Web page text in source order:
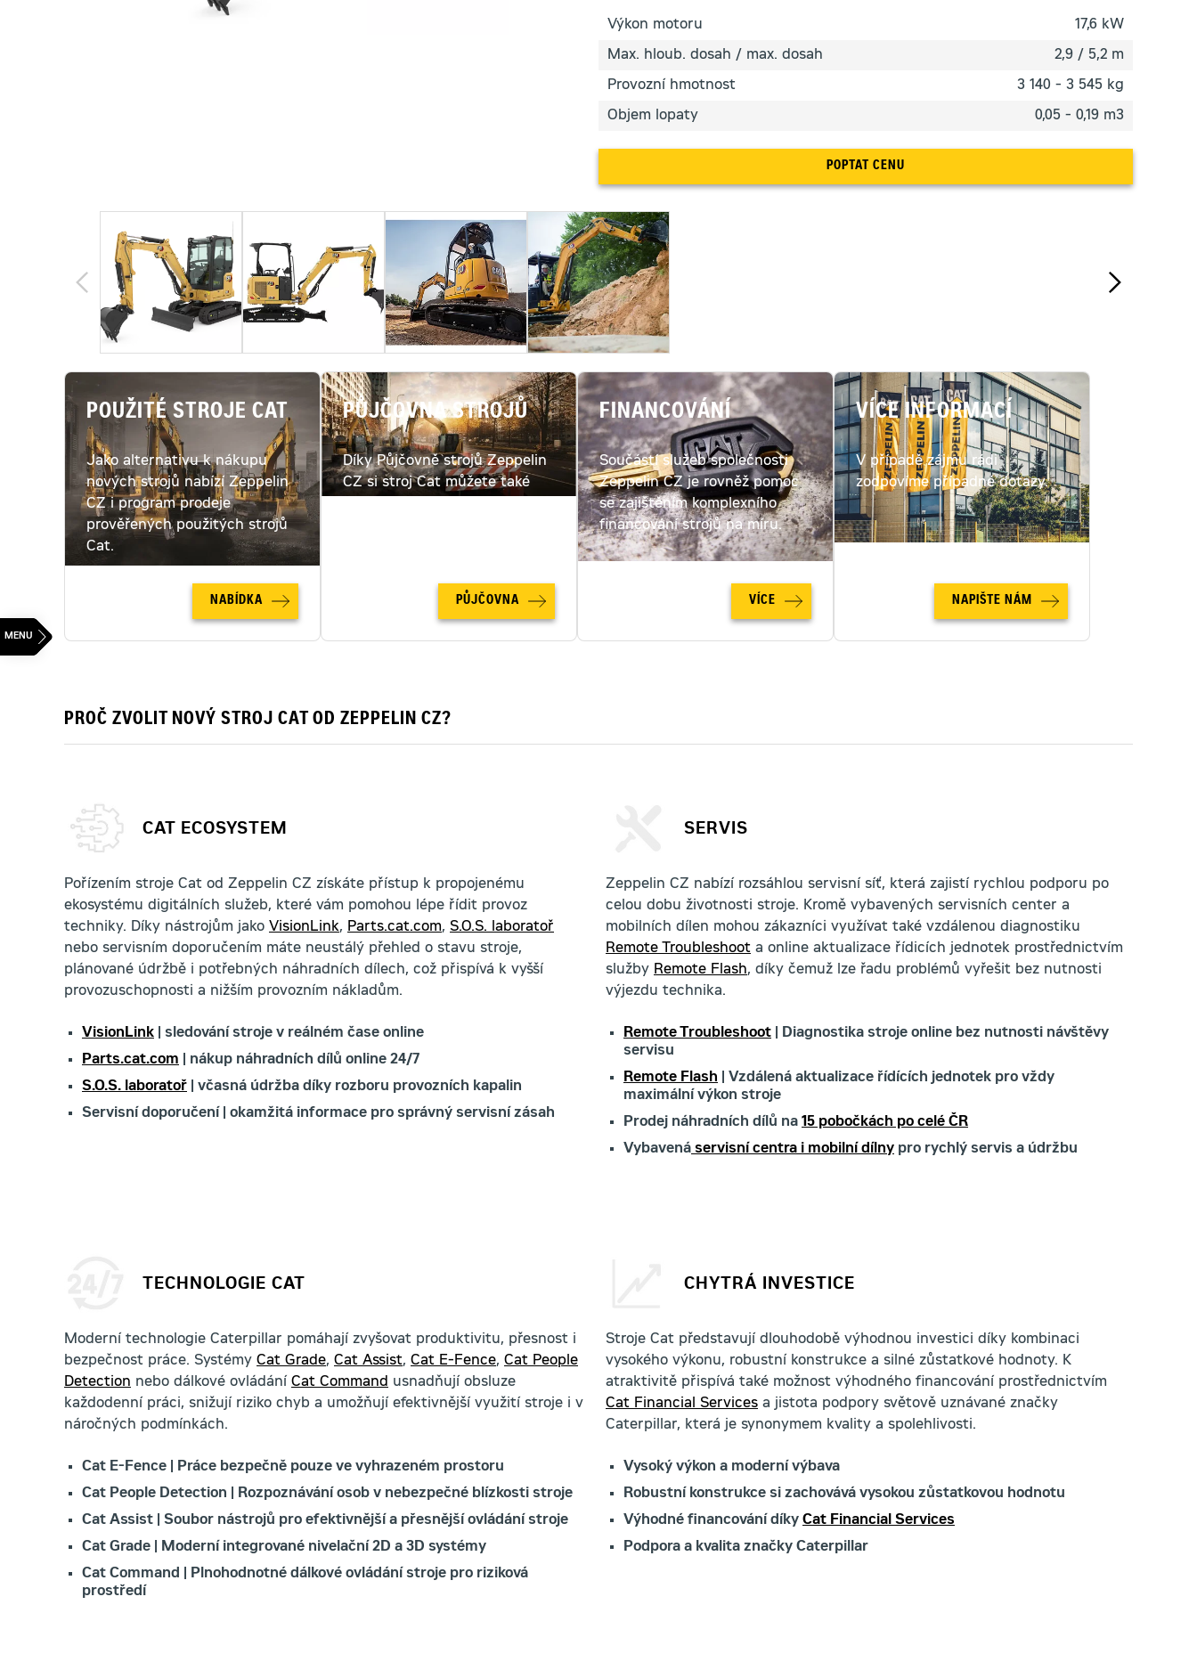
Výkon motoru 17,6 kW
Max. hloub. dosah / max. dosah 2,9 / 5,2 m
Provozní hmotnost 3 140 - 3 545 kg
Objem lopaty 0,05 - 0,19 m3
POPTAT CENU
POUŽITÉ STROJE CAT
Jako alternativu k nákupu
nových strojů nabízí Zeppelin
CZ i program prodeje
prověřených použitých strojů
Cat.
NABÍDKA
PŮJČOVNA STROJŮ
Díky Půjčovně strojů Zeppelin
CZ si stroj Cat můžete také
PŮJČOVNA
FINANCOVÁNÍ
Součástí služeb společnosti
Zeppelin CZ je rovněž pomoc
se zajištěním komplexního
financování strojů na míru.
VÍCE
VÍCE INFORMACÍ
V případě zájmu rádi
zodpovíme případné dotazy.
NAPIŠTE NÁM
PROČ ZVOLIT NOVÝ STROJ CAT OD ZEPPELIN CZ?
CAT ECOSYSTEM
Pořízením stroje Cat od Zeppelin CZ získáte přístup k propojenému
ekosystému digitálních služeb, které vám pomohou lépe řídit provoz
techniky. Díky nástrojům jako VisionLink, Parts.cat.com, S.O.S. laboratoř
nebo servisním doporučením máte neustálý přehled o stavu stroje,
plánované údržbě i potřebných náhradních dílech, což přispívá k vyšší
provozuschopnosti a nižším provozním nákladům.
VisionLink | sledování stroje v reálném čase online
Parts.cat.com | nákup náhradních dílů online 24/7
S.O.S. laboratoř | včasná údržba díky rozboru provozních kapalin
Servisní doporučení | okamžitá informace pro správný servisní zásah
SERVIS
Zeppelin CZ nabízí rozsáhlou servisní síť, která zajistí rychlou podporu po
celou dobu životnosti stroje. Kromě vybavených servisních center a
mobilních dílen mohou zákazníci využívat také vzdálenou diagnostiku
Remote Troubleshoot a online aktualizace řídicích jednotek prostřednictvím
služby Remote Flash, díky čemuž lze řadu problémů vyřešit bez nutnosti
výjezdu technika.
Remote Troubleshoot | Diagnostika stroje online bez nutnosti návštěvy
servisu
Remote Flash | Vzdálená aktualizace řídících jednotek pro vždy
maximální výkon stroje
Prodej náhradních dílů na 15 pobočkách po celé ČR
Vybavená servisní centra i mobilní dílny pro rychlý servis a údržbu
TECHNOLOGIE CAT
Moderní technologie Caterpillar pomáhají zvyšovat produktivitu, přesnost i
bezpečnost práce. Systémy Cat Grade, Cat Assist, Cat E-Fence, Cat People
Detection nebo dálkové ovládání Cat Command usnadňují obsluze
každodenní práci, snižují riziko chyb a umožňují efektivnější využití stroje i v
náročných podmínkách.
Cat E-Fence | Práce bezpečně pouze ve vyhrazeném prostoru
Cat People Detection | Rozpoznávání osob v nebezpečné blízkosti stroje
Cat Assist | Soubor nástrojů pro efektivnější a přesnější ovládání stroje
Cat Grade | Moderní integrované nivelační 2D a 3D systémy
Cat Command | Plnohodnotné dálkové ovládání stroje pro riziková
prostředí
CHYTRÁ INVESTICE
Stroje Cat představují dlouhodobě výhodnou investici díky kombinaci
vysokého výkonu, robustní konstrukce a silné zůstatkové hodnoty. K
atraktivitě přispívá také možnost výhodného financování prostřednictvím
Cat Financial Services a jistota podpory světově uznávané značky
Caterpillar, která je synonymem kvality a spolehlivosti.
Vysoký výkon a moderní výbava
Robustní konstrukce si zachovává vysokou zůstatkovou hodnotu
Výhodné financování díky Cat Financial Services
Podpora a kvalita značky Caterpillar